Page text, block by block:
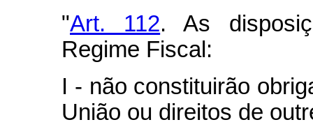
"Art. 112. As
Regime Fiscal:
I - não constituirão
União ou direitos de